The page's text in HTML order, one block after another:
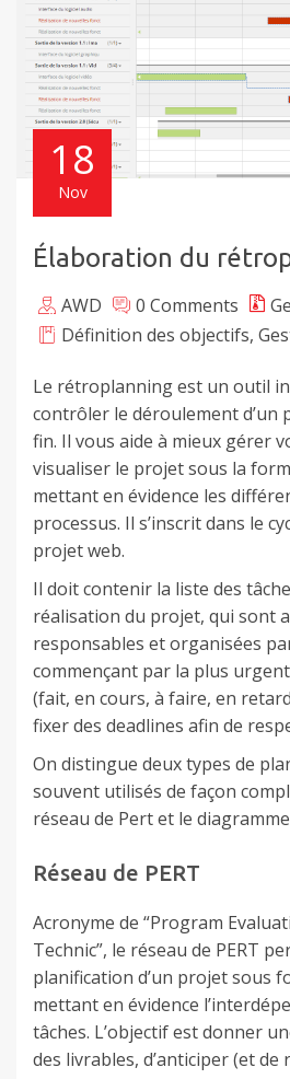
18
Nov
Élaboration du
AWD 0 Comments
Définition des objectifs,
Le rétroplanning est un outil
contrôler le déroulement d’un
fin. Il vous aide à mieux gérer
visualiser le projet sous la
mettant en évidence les
processus. Il s’inscrit dans le
projet web.
Il doit contenir la liste des
réalisation du projet, qui sont
responsables et organisées
commençant par la plus
(fait, en cours, à faire, en
fixer des deadlines afin de
On distingue deux types de
souvent utilisés de façon
réseau de Pert et le
Réseau de PERT
Acronyme de “Program
Technic”, le réseau de PERT
planification d’un projet sous
mettant en évidence
tâches. L’objectif est donner
des livrables, d’anticiper (et de